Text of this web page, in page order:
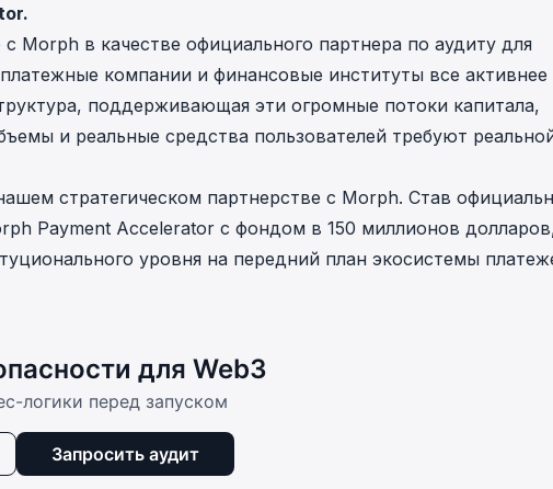
Morph в качестве официального партнера по аудиту для
компании и финансовые институты все активнее
поддерживающая эти огромные потоки капитала,
и реальные средства пользователей требуют
стратегическом партнерстве с Morph. Став
Payment Accelerator с фондом в 150 миллионов
уровня на передний план экосистемы
для Web3
логики перед запуском
Запросить аудит